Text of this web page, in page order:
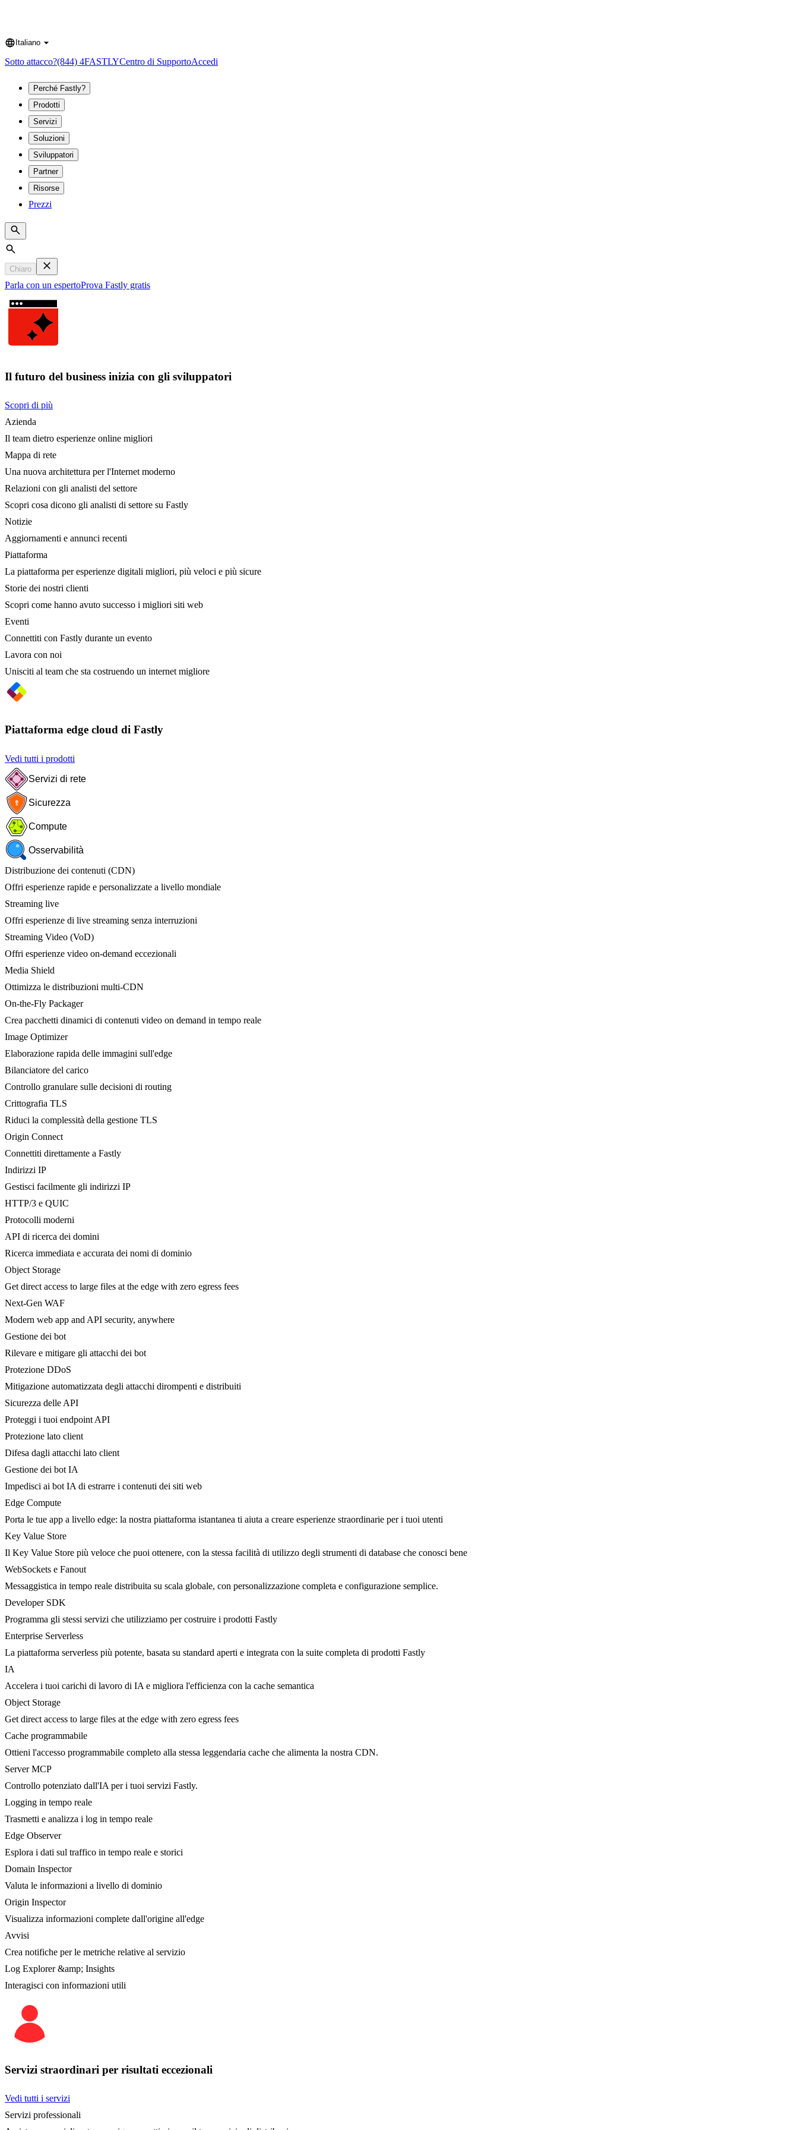
Language
Italiano
Sotto attacco?(844) 4FASTLYCentro di SupportoAccedi
Perché Fastly?
Prodotti
Servizi
Soluzioni
Sviluppatori
Partner
Risorse
Prezzi
Search
Chiaro
Parla con un espertoProva Fastly gratis
Il futuro del business inizia con gli sviluppatori
Scopri di più
Azienda
Il team dietro esperienze online migliori
Mappa di rete
Una nuova architettura per l'Internet moderno
Relazioni con gli analisti del settore
Scopri cosa dicono gli analisti di settore su Fastly
Notizie
Aggiornamenti e annunci recenti
Piattaforma
La piattaforma per esperienze digitali migliori, più veloci e più sicure
Storie dei nostri clienti
Scopri come hanno avuto successo i migliori siti web
Eventi
Connettiti con Fastly durante un evento
Lavora con noi
Unisciti al team che sta costruendo un internet migliore
Piattaforma edge cloud di Fastly
Vedi tutti i prodotti
Servizi di rete
Sicurezza
Compute
Osservabilità
Distribuzione dei contenuti (CDN)
Offri esperienze rapide e personalizzate a livello mondiale
Streaming live
Offri esperienze di live streaming senza interruzioni
Streaming Video (VoD)
Offri esperienze video on-demand eccezionali
Media Shield
Ottimizza le distribuzioni multi-CDN
On-the-Fly Packager
Crea pacchetti dinamici di contenuti video on demand in tempo reale
Image Optimizer
Elaborazione rapida delle immagini sull'edge
Bilanciatore del carico
Controllo granulare sulle decisioni di routing
Crittografia TLS
Riduci la complessità della gestione TLS
Origin Connect
Connettiti direttamente a Fastly
Indirizzi IP
Gestisci facilmente gli indirizzi IP
HTTP/3 e QUIC
Protocolli moderni
API di ricerca dei domini
Ricerca immediata e accurata dei nomi di dominio
Object Storage
Get direct access to large files at the edge with zero egress fees
Next-Gen WAF
Modern web app and API security, anywhere
Gestione dei bot
Rilevare e mitigare gli attacchi dei bot
Protezione DDoS
Mitigazione automatizzata degli attacchi dirompenti e distribuiti
Sicurezza delle API
Proteggi i tuoi endpoint API
Protezione lato client
Difesa dagli attacchi lato client
Gestione dei bot IA
Impedisci ai bot IA di estrarre i contenuti dei siti web
Edge Compute
Porta le tue app a livello edge: la nostra piattaforma istantanea ti aiuta a creare esperienze straordinarie per i tuoi utenti
Key Value Store
Il Key Value Store più veloce che puoi ottenere, con la stessa facilità di utilizzo degli strumenti di database che conosci bene
WebSockets e Fanout
Messaggistica in tempo reale distribuita su scala globale, con personalizzazione completa e configurazione semplice.
Developer SDK
Programma gli stessi servizi che utilizziamo per costruire i prodotti Fastly
Enterprise Serverless
La piattaforma serverless più potente, basata su standard aperti e integrata con la suite completa di prodotti Fastly
IA
Accelera i tuoi carichi di lavoro di IA e migliora l'efficienza con la cache semantica
Object Storage
Get direct access to large files at the edge with zero egress fees
Cache programmabile
Ottieni l'accesso programmabile completo alla stessa leggendaria cache che alimenta la nostra CDN.
Server MCP
Controllo potenziato dall'IA per i tuoi servizi Fastly.
Logging in tempo reale
Trasmetti e analizza i log in tempo reale
Edge Observer
Esplora i dati sul traffico in tempo reale e storici
Domain Inspector
Valuta le informazioni a livello di dominio
Origin Inspector
Visualizza informazioni complete dall'origine all'edge
Avvisi
Crea notifiche per le metriche relative al servizio
Log Explorer &amp; Insights
Interagisci con informazioni utili
Servizi straordinari per risultati eccezionali
Vedi tutti i servizi
Servizi professionali